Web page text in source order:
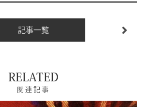
記事一覧
RELATED
関連記事